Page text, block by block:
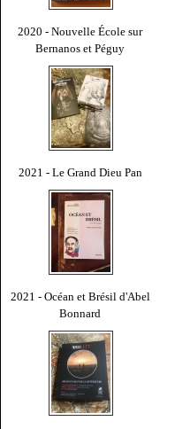
2020 - Nouvelle École sur
Bernanos et Péguy
2021 - Le Grand Dieu Pan
2021 - Océan et Brésil d'Abel
Bonnard